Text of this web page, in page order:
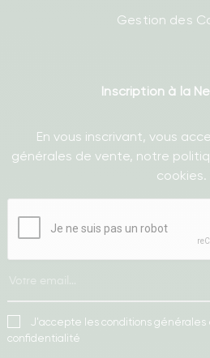
Gestion des
Inscription à la
En vous inscrivant, vous
générales de vente, notre
cookies.
J'accepte les conditions générales
confidentialité